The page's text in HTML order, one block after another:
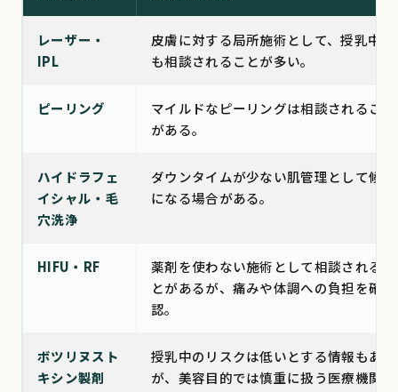
レーザー・
IPL
皮膚に対する局所施術として、授乳中で
も相談されることが多い。
ピーリング
マイルドなピーリングは相談されること
がある。
ハイドラフェ
イシャル・毛
穴洗浄
ダウンタイムが少ない肌管理として候補
になる場合がある。
HIFU・RF
薬剤を使わない施術として相談されるこ
とがあるが、痛みや体調への負担を確
認。
ボツリヌスト
キシン製剤
授乳中のリスクは低いとする情報もある
が、美容目的では慎重に扱う医療機関が